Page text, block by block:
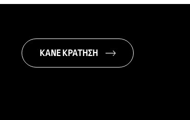
ΚΑΝΕ ΚΡΑΤΗΣΗ